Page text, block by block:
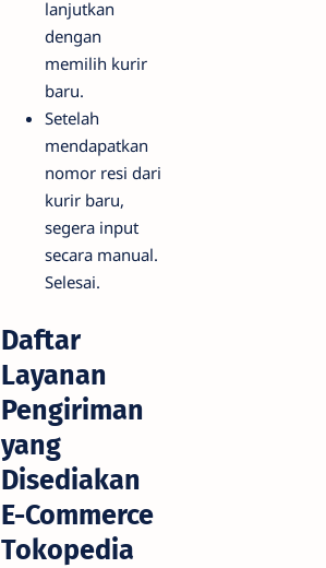
lanjutkan
dengan
memilih kurir
baru.
Setelah
mendapatkan
nomor resi dari
kurir baru,
segera input
secara manual.
Selesai.
Daftar
Layanan
Pengiriman
yang
Disediakan
E-Commerce
Tokopedia